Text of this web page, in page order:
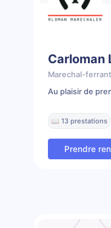
Carloman
Marechal-ferrant
Au plaisir de
📖 13 prestations
Prendre